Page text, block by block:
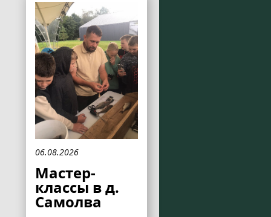
06.08.2026
Мастер-
классы в д.
Самолва